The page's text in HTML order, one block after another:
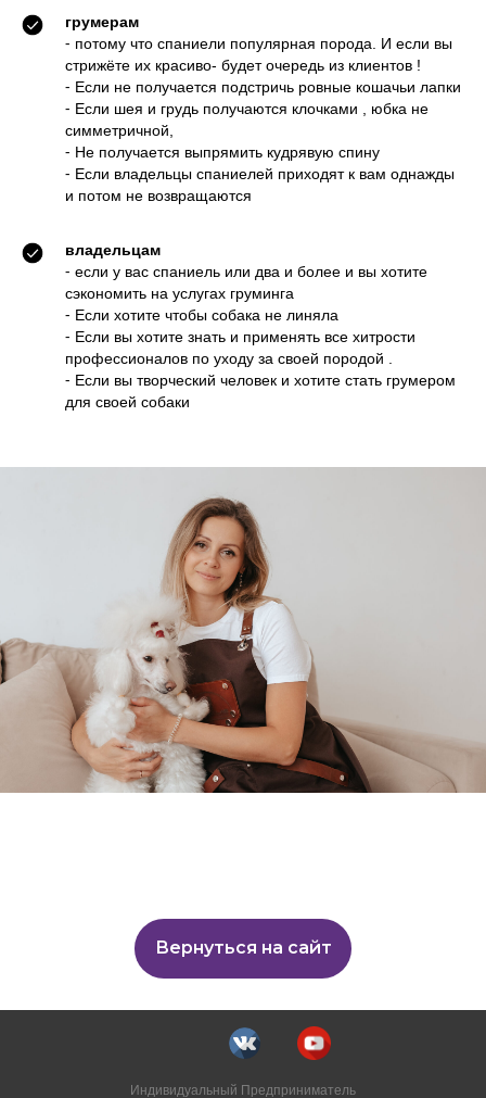
грумерам
⁃ потому что спаниели популярная порода. И если вы
стрижёте их красиво- будет очередь из клиентов !
⁃ Если не получается подстричь ровные кошачьи лапки
⁃ Если шея и грудь получаются клочками , юбка не
симметричной,
⁃ Не получается выпрямить кудрявую спину
⁃ Если владельцы спаниелей приходят к вам однажды
и потом не возвращаются
владельцам
⁃ если у вас спаниель или два и более и вы хотите
сэкономить на услугах груминга
⁃ Если хотите чтобы собака не линяла
⁃ Если вы хотите знать и применять все хитрости
профессионалов по уходу за своей породой .
⁃ Если вы творческий человек и хотите стать грумером
для своей собаки
Вернуться на сайт
Индивидуальный Предприниматель